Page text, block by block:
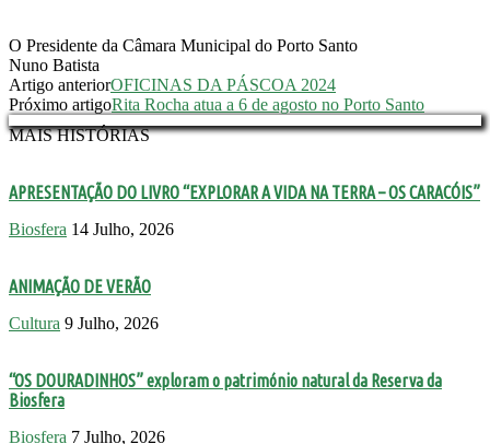
O Presidente da Câmara Municipal do Porto Santo
Nuno Batista
Artigo anteriorOFICINAS DA PÁSCOA 2024
Próximo artigoRita Rocha atua a 6 de agosto no Porto Santo
MAIS HISTÓRIAS
APRESENTAÇÃO DO LIVRO “EXPLORAR A VIDA NA TERRA – OS CARACÓIS”
Biosfera 14 Julho, 2026
ANIMAÇÃO DE VERÃO
Cultura 9 Julho, 2026
“OS DOURADINHOS” exploram o património natural da Reserva da
Biosfera
Biosfera 7 Julho, 2026